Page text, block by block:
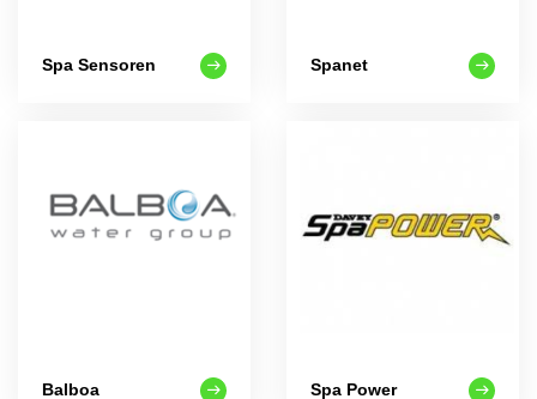
Spa Sensoren Spanet
Balboa Spa Power